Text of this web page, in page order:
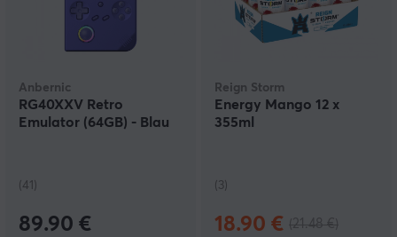
Anbernic
RG40XXV Retro
Emulator (64GB) - Blau
(41)
89.90 €
Reign Storm
Energy Mango 12 x
355ml
(3)
18.90 €